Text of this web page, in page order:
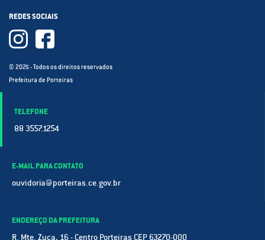
REDES SOCIAIS
© 2025 - Todos os direitos reservados
Prefeitura de Porteiras
TELEFONE
88 3557.1254
E-MAIL PARA CONTATO
ouvidoria@porteiras.ce.gov.br
ENDEREÇO DA PREFEITURA
R. Mte. Zuca, 16 - Centro Porteiras CEP 63270-000